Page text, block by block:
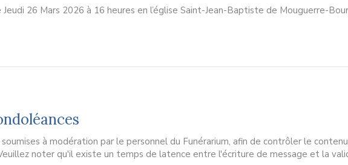
26 Mars 2026 à 16 heures en l’église Saint-Jean-Baptiste de Mouguerre-
à modération par le personnel du Funérarium, afin de contrôler le
noter qu'il existe un temps de latence entre l'écriture de message et la